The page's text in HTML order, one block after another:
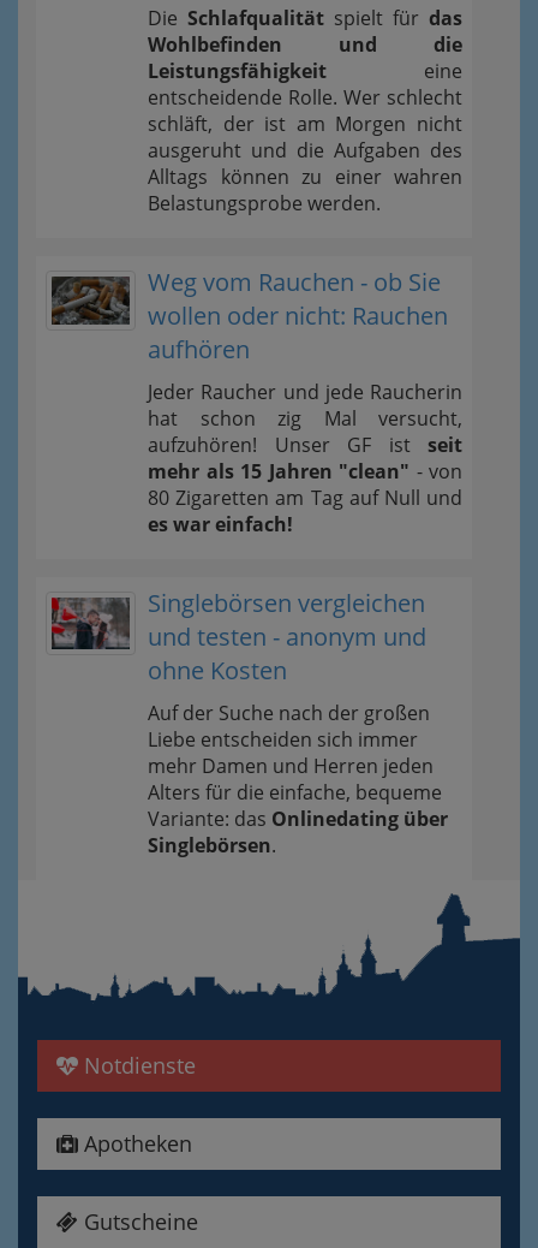
Die Schlafqualität spielt für das
Wohlbefinden und die
Leistungsfähigkeit eine
entscheidende Rolle. Wer schlecht
schläft, der ist am Morgen nicht
ausgeruht und die Aufgaben des
Alltags können zu einer wahren
Belastungsprobe werden.
Weg vom Rauchen - ob Sie
wollen oder nicht: Rauchen
aufhören
Jeder Raucher und jede Raucherin
hat schon zig Mal versucht,
aufzuhören! Unser GF ist seit
mehr als 15 Jahren "clean" - von
80 Zigaretten am Tag auf Null und
es war einfach!
Singlebörsen vergleichen
und testen - anonym und
ohne Kosten
Auf der Suche nach der großen
Liebe entscheiden sich immer
mehr Damen und Herren jeden
Alters für die einfache, bequeme
Variante: das Onlinedating über
Singlebörsen.
Notdienste
Apotheken
Gutscheine